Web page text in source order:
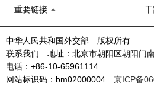
重要链接
中华人民共和国外交部 版权所有
联系我们 地址：北京市朝阳区朝阳
电话：+86-10-65961114
网站标识码：bm02000004 京ICP备